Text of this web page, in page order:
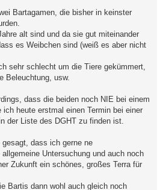
Bartagamen, die bisher in keinster
alt sind und da sie gut miteinander
es Weibchen sind (weiß es aber nicht
sehr schlecht um die Tiere gekümmert,
Beleuchtung, usw.
dass die beiden noch NIE bei einem
heute erstmal einen Termin bei einer
der Liste des DGHT zu finden ist.
dass ich gerne ne
Untersuchung und auch noch
Zukunft ein schönes, großes Terra für
Bartis dann wohl auch gleich noch